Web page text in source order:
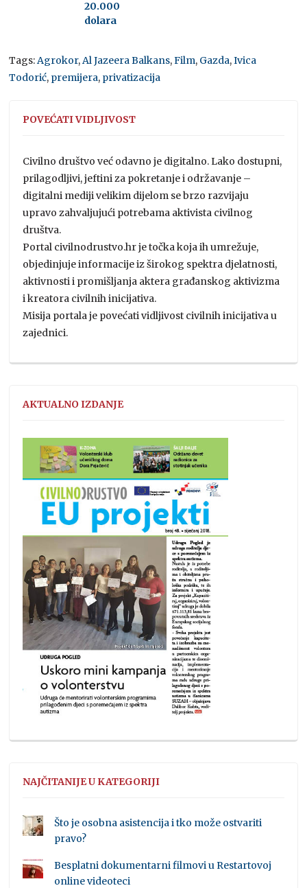
20.000
dolara
Tags:Agrokor,Al Jazeera Balkans,Film, Gazda,Ivica
Todorić, premijera, privatizacija
POVEĆATI VIDLJIVOST
Civilno društvo već odavno je digitalno. Lako dostupni,
prilagodljivi, jeftini za pokretanje i održavanje –
digitalni mediji velikim dijelom se brzo razvijaju
upravo zahvaljujući potrebama aktivista civilnog
društva.
Portal civilnodrustvo.hr je točka koja ih umrežuje,
objedinjuje informacije iz širokog spektra djelatnosti,
aktivnosti i promišljanja aktera građanskog aktivizma
i kreatora civilnih inicijativa.
Misija portala je povećati vidljivost civilnih inicijativa u
zajednici.
AKTUALNO IZDANJE
NAJČITANIJE U KATEGORIJI
Što je osobna asistencija i tko može ostvariti
pravo?
Besplatni dokumentarni filmovi u Restartovoj
online videoteci